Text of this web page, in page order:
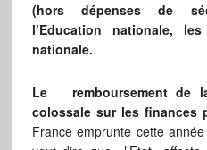
(hors dépenses de
l’Education nationale,
nationale.
Le remboursement de
colossale sur les finances
France emprunte cette